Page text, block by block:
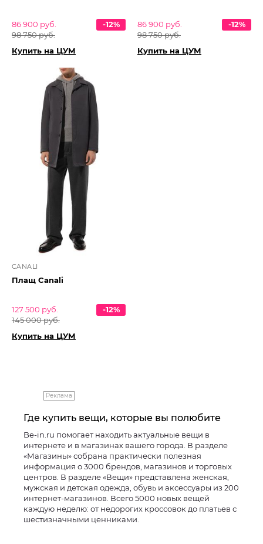
86 900 руб.
98 750 руб.
-12%
Купить на ЦУМ
86 900 руб.
98 750 руб.
-12%
Купить на ЦУМ
CANALI
Плащ Canali
127 500 руб.
145 000 руб.
-12%
Купить на ЦУМ
Реклама
Где купить вещи, которые вы полюбите
Be-in.ru помогает находить актуальные вещи в
интернете и в магазинах вашего города. В разделе
«Магазины» собрана практически полезная
информация о 3000 брендов, магазинов и торговых
центров. В разделе «Вещи» представлена женская,
мужская и детская одежда, обувь и аксессуары из 200
интернет-магазинов. Всего 5000 новых вещей
каждую неделю: от недорогих кроссовок до платьев с
шестизначными ценниками.